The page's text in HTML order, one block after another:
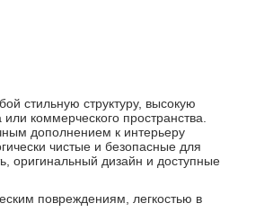
стильную структуру, высокую
коммерческого пространства.
дополнением к интерьеру
чистые и безопасные для
оригинальный дизайн и доступные
повреждениям, легкостью в